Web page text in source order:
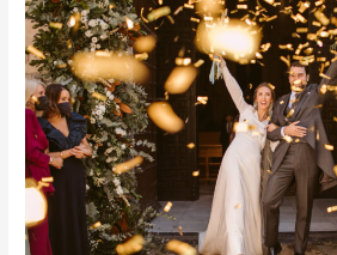
y
Antonio
#YaSeHanCasado